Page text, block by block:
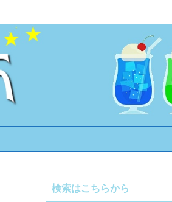
検索はこちらから